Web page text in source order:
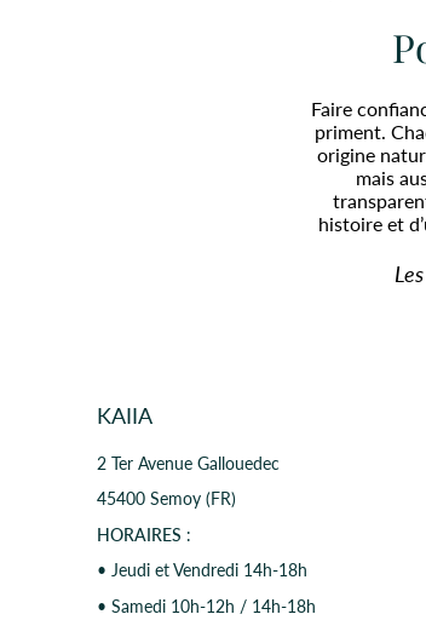
Faire
priment.
origine
mais
histoire et
KAIIA
2 Ter Avenue Gallouedec
45400 Semoy (FR)
HORAIRES :
• Jeudi et Vendredi 14h-18h
• Samedi 10h-12h / 14h-18h